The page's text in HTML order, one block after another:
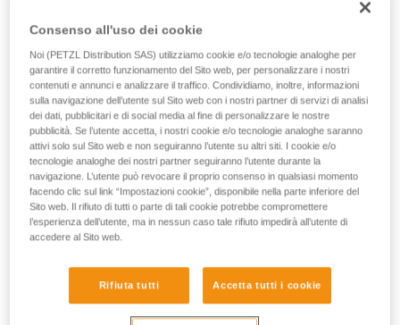
sicurezza, prima di riprodurla autonomamente.
attività. Ne possono esistere altre che non
vengono qui descritte.
Il peggiore assicuratore del mondo
A comportamenti come questi possono essere esposti tutti
gli arrampicatori. Anche quando non sono così esagerati.
E se possiamo riderne, possiamo anche chiederci:
- A volte anch'io sono negato come lui?
- Se fossi io all'estremità della corda, ci sarebbe da ridere?
Consenso all'uso dei cookie
Noi (PETZL Distribution SAS) utilizziamo cookie e/o tecnologie analoghe per
garantire il corretto funzionamento del Sito web, per personalizzare i nostri
contenuti e annunci e analizzare il traffico. Condividiamo, inoltre, informazioni
sulla navigazione dell’utente sul Sito web con i nostri partner di servizi di analisi
dei dati, pubblicitari e di social media al fine di personalizzare le nostre
pubblicità. Se l’utente accetta, i nostri cookie e/o tecnologie analoghe saranno
attivi solo sul Sito web e non seguiranno l’utente su altri siti. I cookie e/o
tecnologie analoghe dei nostri partner seguiranno l’utente durante la
navigazione. L’utente può revocare il proprio consenso in qualsiasi momento
facendo clic sul link “Impostazioni cookie”, disponibile nella parte inferiore del
Sito web. Il rifiuto di tutti o parte di tali cookie potrebbe compromettere
l’esperienza dell’utente, ma in nessun caso tale rifiuto impedirà all’utente di
accedere al Sito web.
Rifiuta tutti Accetta tutti i cookie